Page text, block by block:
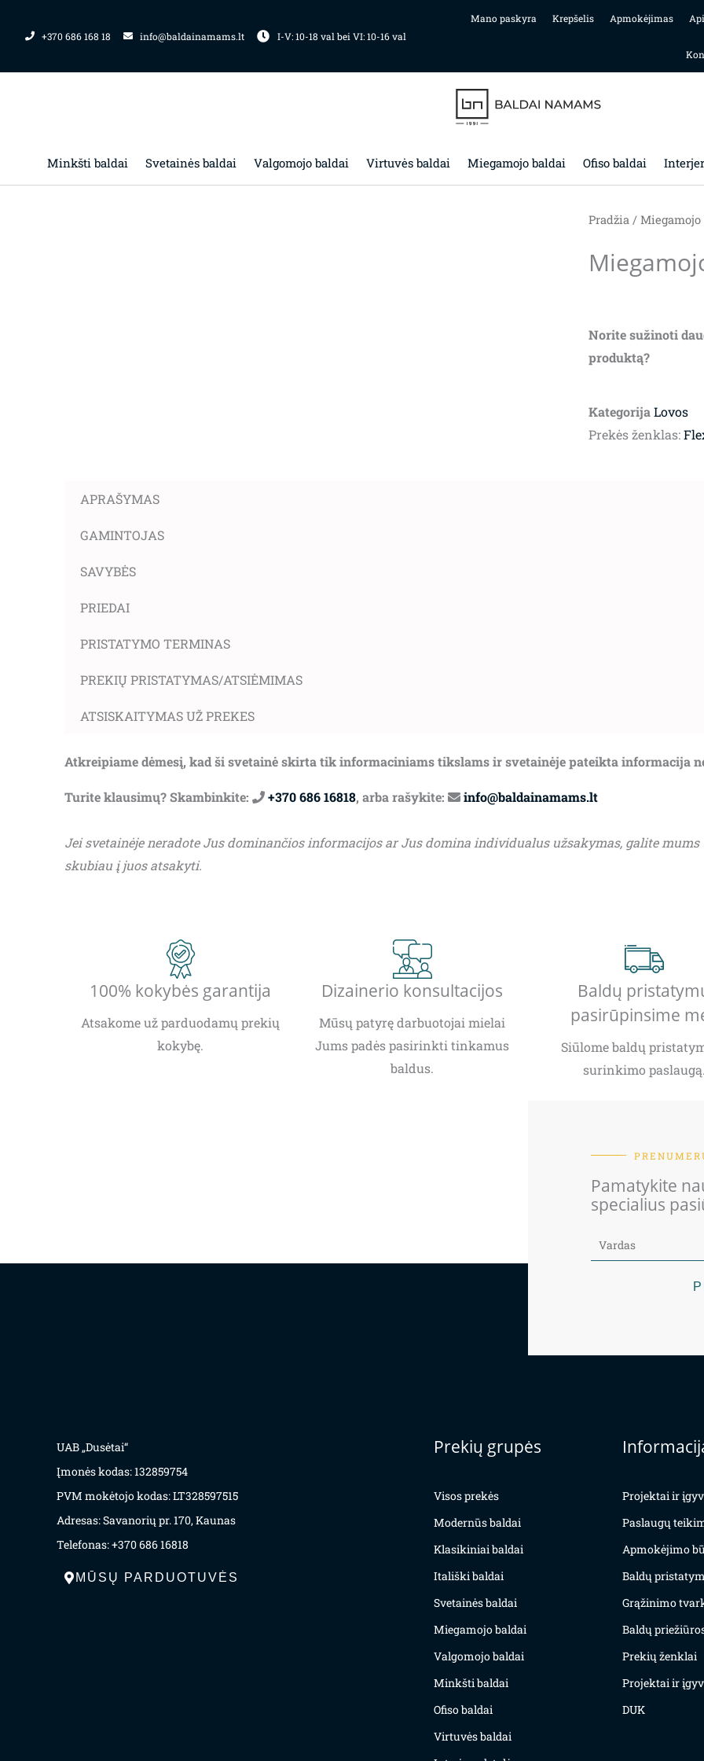
+370 686 168 18 info@baldainamams.lt I-V: 10-18 val bei VI: 10-16 val
Mano paskyra Krepšelis Apmokėjimas
Minkšti baldai Svetainės baldai Valgomojo baldai Virtuvės baldai Miegamojo baldai Ofiso baldai
Pradžia/
Norite sužinoti
produktą?
KategorijaLovos
Prekės ženklas:
APRAŠYMAS
GAMINTOJAS
SAVYBĖS
PRIEDAI
PRISTATYMO TERMINAS
PREKIŲ PRISTATYMAS/ATSIĖMIMAS
ATSISKAITYMAS UŽ PREKES
Atkreipiame dėmesį, kad ši svetainė skirta tik informaciniams tikslams ir svetainėje pateikta informacija
Turite klausimų? Skambinkite: +370 686 16818, arba rašykite: info@baldainamams.lt
Jei svetainėje neradote Jus dominančios informacijos ar Jus domina individualus užsakymas, galite
skubiau į juos atsakyti.
100% kokybės garantija
Atsakome už parduodamų prekių
kokybę.
Dizainerio konsultacijos
Mūsų patyrę darbuotojai mielai
Jums padės pasirinkti tinkamus
baldus.
Baldų
pasirūpinsime
Siūlome baldų
surinkimo paslaugą.
Pamatykite
specialius
UAB „Dusėtai“
Įmonės kodas: 132859754
PVM mokėtojo kodas: LT328597515
Adresas: Savanorių pr. 170, Kaunas
Telefonas: +370 686 16818
MŪSŲ PARDUOTUVĖS
Prekių grupės
Visos prekės
Modernūs baldai
Klasikiniai baldai
Itališki baldai
Svetainės baldai
Miegamojo baldai
Valgomojo baldai
Minkšti baldai
Ofiso baldai
Virtuvės baldai
Projektai ir
Paslaugų
Apmokėjimo
Baldų
Grąžinimo
Baldų
Prekių ženklai
Projektai ir
DUK